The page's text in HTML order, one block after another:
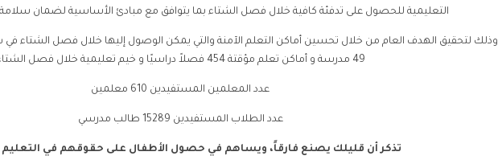
التعليمية للحصول على تدفئة كافية خلال فصل الشتاء بما يتوافق مع مبادئ الأساسية لضمان
وذلك لتحقيق الهدف العام من خلال تحسين أماكن التعلم الآمنة والتي يمكن الوصول إليها خلال فصل الشتاء
49 مدرسة و أماكن تعلم مؤقتة 454 فصلاً دراسيًا و خيم تعليمية خلال فصل الشتاء
عدد المعلمين المستفيدين 610 معلمين
عدد الطلاب المستفيدين 15289 طالب مدرسي
تذكر أن قليلك يصنع فارقاً، ويساهم في حصول الأطفال على حقوقهم في التعليم